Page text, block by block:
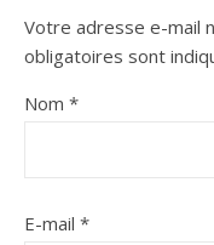
Votre adresse e-mail
obligatoires sont
Nom *
E-mail *